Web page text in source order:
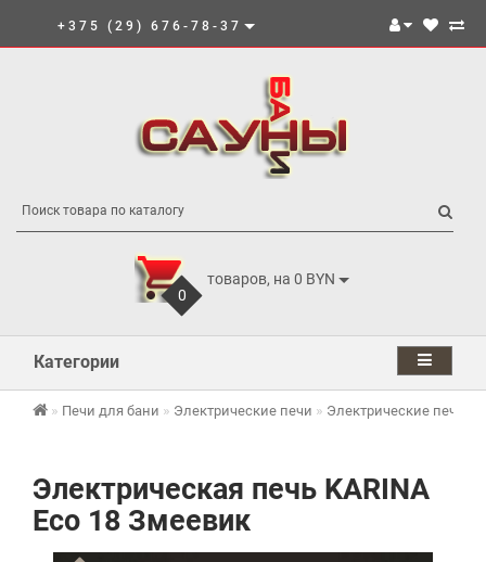
+375 (29) 676-78-37
0
товаров, на 0 BYN
Категории
Печи для бани Электрические печи Электрические печи
Электрическая печь KARINA
Eco 18 Змеевик